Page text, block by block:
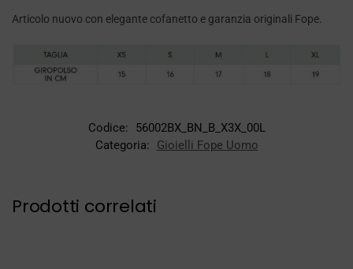
Articolo nuovo con elegante cofanetto e garanzia originali Fope.
Codice:
56002BX_BN_B_X3X_00L
Categoria:
Gioielli Fope Uomo
Prodotti correlati